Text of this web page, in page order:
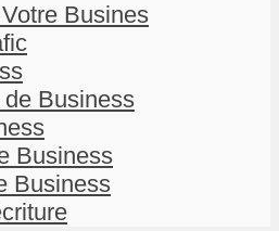
Busines
Business
Business
Business